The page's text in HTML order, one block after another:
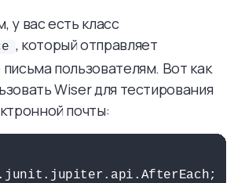
у вас есть класс
, который отправляет
пользователям. Вот как
Wiser для тестирования
почты: